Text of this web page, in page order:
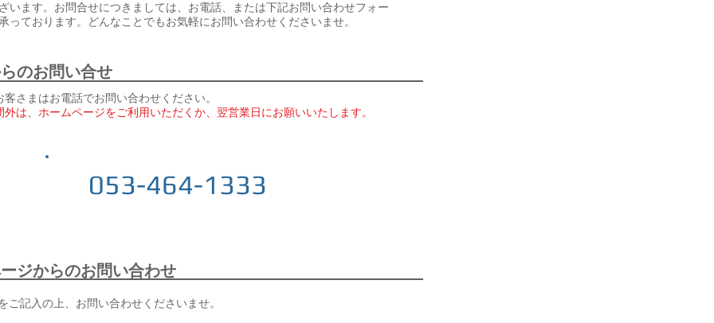
います。お問合せにつきましては、お電話、または下記お問い合わせフォー
っております。どんなことでもお気軽にお問い合わせくださいませ。
のお問い合せ
客さまはお電話でお問い合わせください。
は、ホームページをご利用いただくか、翌営業日にお願いいたします。
053-464-1333
ジからのお問い合わせ
ご記入の上、お問い合わせくださいませ。